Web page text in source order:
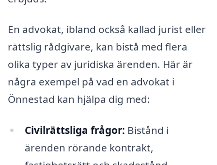
En advokat, ibland också kallad jurist eller
rättslig rådgivare, kan bistå med flera
olika typer av juridiska ärenden. Här är
några exempel på vad en advokat i
Önnestad kan hjälpa dig med:
Civilrättsliga frågor: Bistånd i
ärenden rörande kontrakt,